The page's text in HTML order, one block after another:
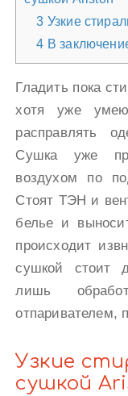
3 Узкие
4 В
Гладить пока
хотя уже
расправлять
Сушка уже
воздухом по
Стоят ТЭН и
белье и
происходит
сушкой стоит
лишь
отпаривателем,
Узкие
сушкой